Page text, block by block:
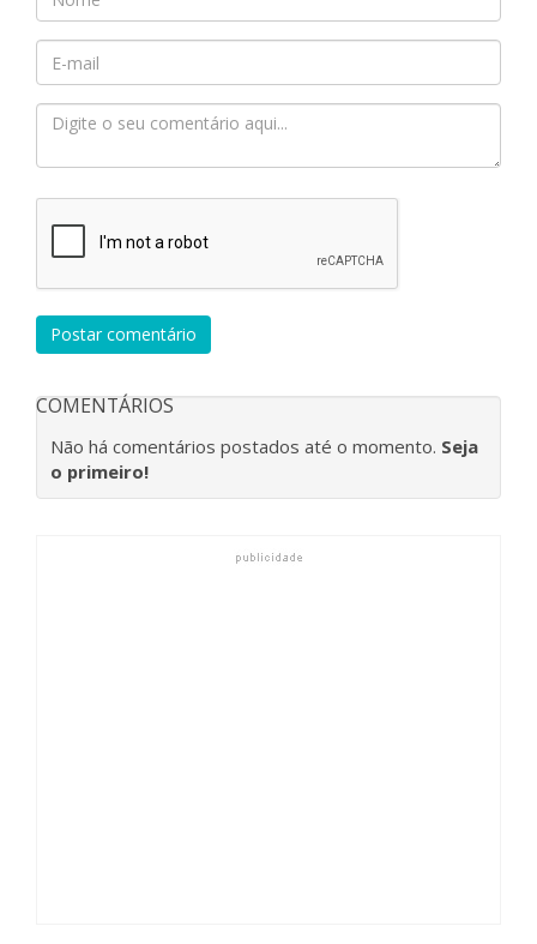
Postar comentário
COMENTÁRIOS
Não há comentários postados até o momento. Seja
o primeiro!